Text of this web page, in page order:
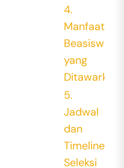
4.
Manfaat
Beasiswa
yang
Ditawarkan
5.
Jadwal
dan
Timeline
Seleksi